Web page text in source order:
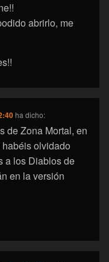
abrirlo, me
ha dicho:
de Zona Mortal, en
olvidado
a los Diablos de
en la versión